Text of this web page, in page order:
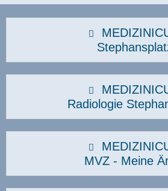
Radiologie
MVZ - Meine